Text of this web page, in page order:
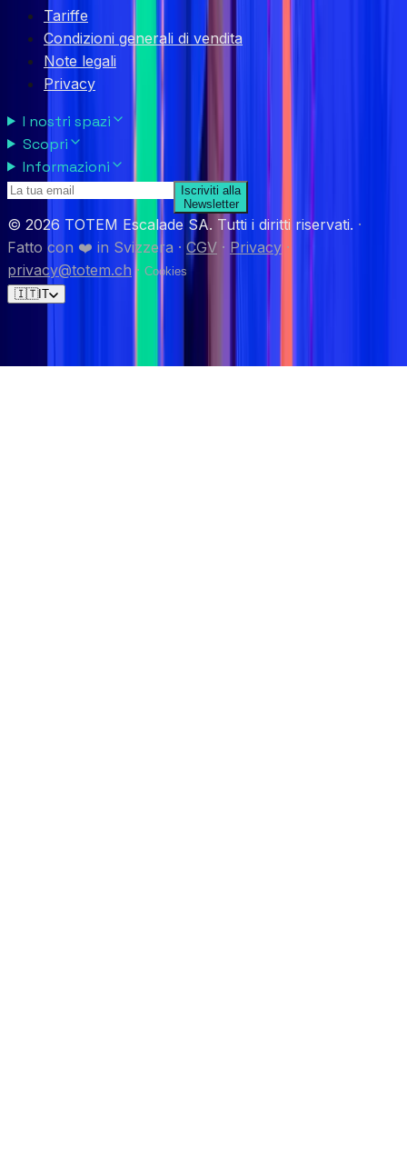
Tariffe
Condizioni generali di vendita
Note legali
Privacy
I nostri spazi
Scopri
Informazioni
Iscriviti alla
Newsletter
© 2026 TOTEM Escalade SA. Tutti i diritti riservati. ·
Fatto con ❤️ in Svizzera · CGV · Privacy ·
privacy@totem.ch · Cookies
🇮🇹IT